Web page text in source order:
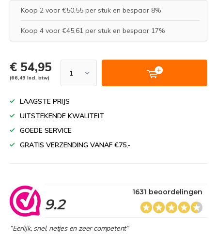
Koop 2 voor €50,55 per stuk en bespaar 8%
Koop 4 voor €45,61 per stuk en bespaar 17%
€ 54,95
(66,49 Incl. btw)
LAAGSTE PRIJS
UITSTEKENDE KWALITEIT
GOEDE SERVICE
GRATIS VERZENDING VANAF €75,-
9.2
1631 beoordelingen
“Eerlijk, snel, netjes en zeer competent”